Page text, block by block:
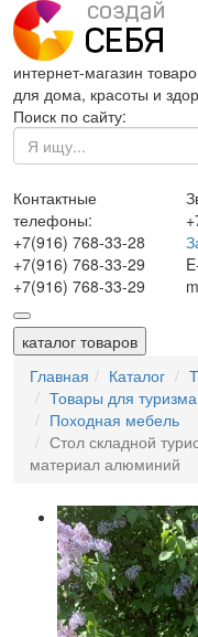
интернет-магазин
для дома, красоты и
Поиск по сайту:
Контактные
телефоны:
+7(916) 768-33-28
+7(916) 768-33-29
+7(916) 768-33-29
каталог товаров
Главная
Каталог
Товары для
Походная мебель
Стол складной
материал алюминий